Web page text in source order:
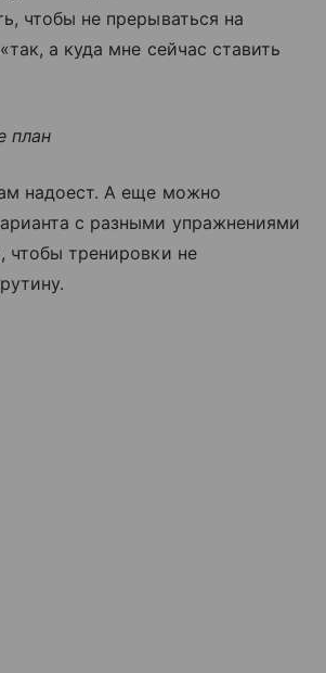
чтобы не прерываться на
а куда мне сейчас ставить
план
надоест. А еще можно
с разными упражнениями
чтобы тренировки не